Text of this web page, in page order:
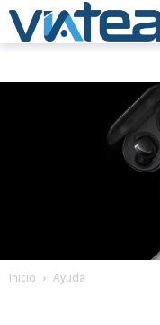
Inicio Ayuda